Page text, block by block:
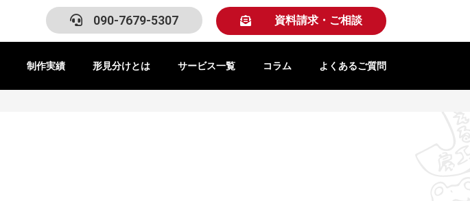
090-7679-5307 資料請求・ご相談
制作実績 形見分けとは サービス一覧 コラム よくあるご質問